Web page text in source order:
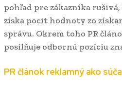
pohľad pre zákazníka
získa pocit hodnoty zo
správu. Okrem toho PR
posilňuje odbornú pozíciu
PR článok reklamný ako